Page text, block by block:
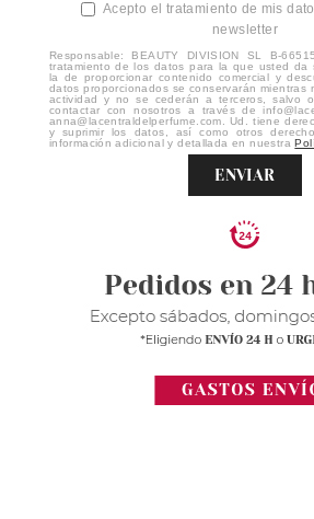
Acepto el tratamiento de mis
newsletter
Responsable: BEAUTY DIVISION SL B-
tratamiento de los datos para la que usted da
la de proporcionar contenido comercial y
datos proporcionados se conservarán mientras
actividad y no se cederán a terceros, salvo
contactar con nosotros a través de
anna@lacentraldelperfume.com. Ud. tiene
y suprimir los datos, así como otros
información adicional y detallada en nuestra
ENVIAR